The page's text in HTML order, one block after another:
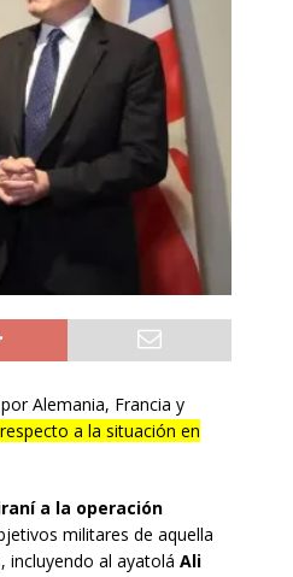
del Casino Municipal de
mejorar el alumbrado
y Perú del 6 al 17 de
Alemania, Francia y
a la situación en
a la operación
militares de aquella
incluyendo al ayatolá Ali